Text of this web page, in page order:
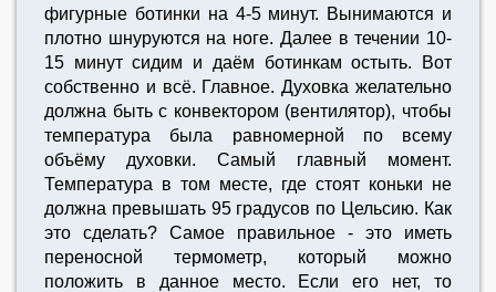
фигурные ботинки на 4-5 минут. Вынимаются и
плотно шнуруются на ноге. Далее в течении 10-
15 минут сидим и даём ботинкам остыть. Вот
собственно и всё. Главное. Духовка желательно
должна быть с конвектором (вентилятор), чтобы
температура была равномерной по всему
объёму духовки. Самый главный момент.
Температура в том месте, где стоят коньки не
должна превышать 95 градусов по Цельсию. Как
это сделать? Самое правильное - это иметь
переносной термометр, который можно
положить в данное место. Если его нет, то